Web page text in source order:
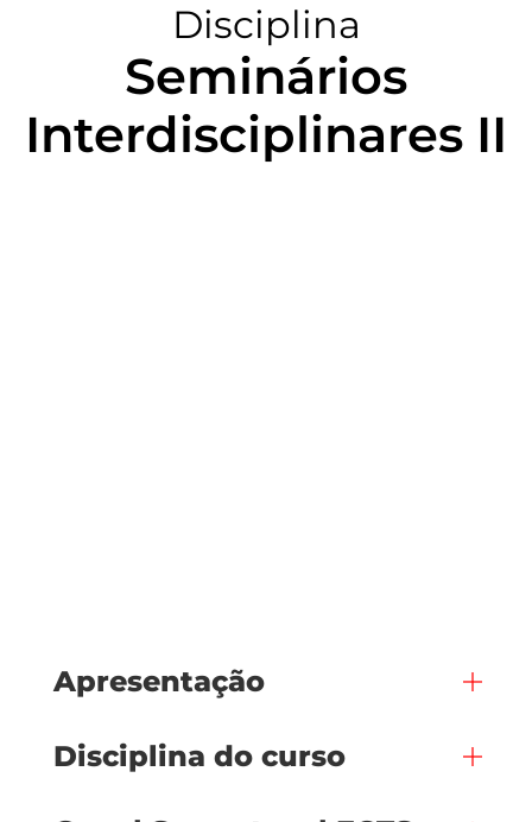
Disciplina
Seminários
Interdisciplinares II
Apresentação
Disciplina do curso